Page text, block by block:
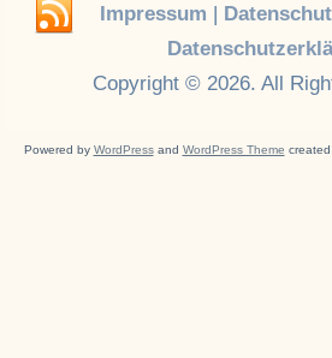
Impressum |
Copyright © 2026. All
Powered by WordPressand WordPress Theme